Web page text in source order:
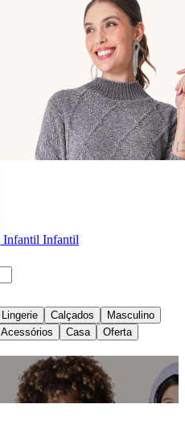
Infantil Infantil
Lingerie Calçados
Masculino
Acessórios Casa Oferta